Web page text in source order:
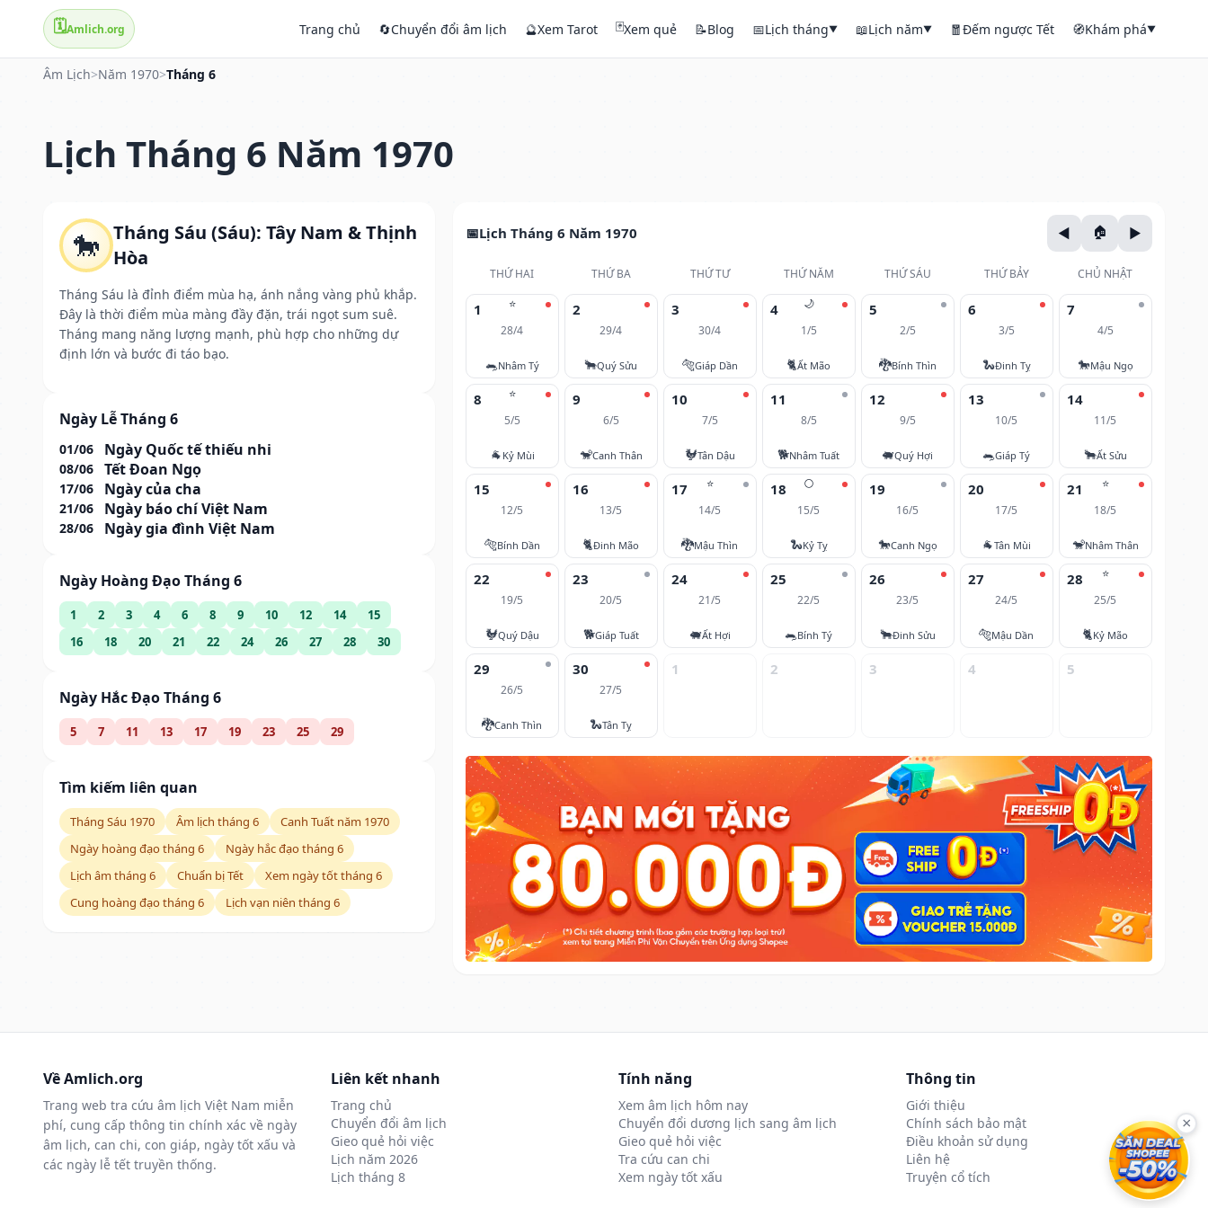
🗓️Amlich.org Trang chủ 🔄Chuyển đổi âm lịch 🔮Xem Tarot 🃏Xem quẻ 📝Blog 📅Lịch tháng▼ 📖Lịch năm▼ 🧧Đếm ngược Tết 🧭Khám phá▼
Âm Lịch>Năm 1970>Tháng 6
Lịch Tháng 6 Năm 1970
🐎 Tháng Sáu (Sáu): Tây Nam & Thịnh
Hòa
Tháng Sáu là đỉnh điểm mùa hạ, ánh nắng vàng phủ khắp.
Đây là thời điểm mùa màng đầy đặn, trái ngọt sum suê.
Tháng mang năng lượng mạnh, phù hợp cho những dự
định lớn và bước đi táo bạo.
Ngày Lễ Tháng 6
01/06 Ngày Quốc tế thiếu nhi
08/06 Tết Đoan Ngọ
17/06 Ngày của cha
21/06 Ngày báo chí Việt Nam
28/06 Ngày gia đình Việt Nam
Ngày Hoàng Đạo Tháng 6
1 2 3 4 6 8 9 10 12 14
15
16
18 20 21 22 24 26 27 28 30
Ngày Hắc Đạo Tháng 6
5 7 11 13 17 19 23 25 29
Tìm kiếm liên quan
Tháng Sáu 1970 Âm lịch tháng 6
Canh Tuất năm 1970
Ngày hoàng đạo tháng 6
Ngày hắc đạo tháng 6
Lịch âm tháng 6
Chuẩn bị Tết
Xem ngày tốt tháng 6
Cung hoàng đạo tháng 6
Lịch vạn niên tháng 6
Lịch Tháng 6 Năm 1970
THỨ HAI THỨ BA THỨ TƯ THỨ NĂM THỨ SÁU THỨ BẢY
CHỦ NHẬT
⭐
1
28/4
🐀Nhâm Tý
2
29/4
🐂Quý Sửu
3
30/4
🐅Giáp Dần
🌙
4
1/5
🐈Ất Mão
5
2/5
🐉Bính Thìn
6
3/5
🐍Đinh Tỵ
7
4/5
🐎Mậu Ngọ
⭐
8
5/5
🐐 Kỷ Mùi
9
6/5
🐒Canh Thân
10
7/5
🐓Tân Dậu
11
8/5
🐕Nhâm Tuất
12
9/5
🐖Quý Hợi
13
10/5
🐀Giáp Tý
14
11/5
🐂Ất Sửu
15
12/5
🐅Bính Dần
16
13/5
🐈Đinh Mão
⭐
17
14/5
🐉Mậu Thìn
🌕
18
15/5
🐍Kỷ Tỵ
19
16/5
🐎Canh Ngọ
20
17/5
🐐Tân Mùi
⭐
21
18/5
🐒Nhâm Thân
22
19/5
🐓Quý Dậu
23
20/5
🐕Giáp Tuất
24
21/5
🐖Ất Hợi
25
22/5
🐀Bính Tý
26
23/5
🐂Đinh Sửu
27
24/5
🐅Mậu Dần
⭐
28
25/5
🐈Kỷ Mão
29
26/5
🐉Canh Thìn
30
27/5
🐍Tân Tỵ
1 2 3 4 5
Về Amlich.org
Trang web tra cứu âm lịch Việt Nam miễn
phí, cung cấp thông tin chính xác về ngày
âm lịch, can chi, con giáp, ngày tốt xấu và
các ngày lễ tết truyền thống.
Liên kết nhanh
Trang chủ
Chuyển đổi âm lịch
Gieo quẻ hỏi việc
Lịch năm 2026
Lịch tháng 8
Tính năng
Xem âm lịch hôm nay
Chuyển đổi dương lịch sang âm lịch
Gieo quẻ hỏi việc
Tra cứu can chi
Xem ngày tốt xấu
Thông tin
Giới thiệu
Chính sách bảo mật
Điều khoản sử dụng
Liên hệ
Truyện cổ tích
×